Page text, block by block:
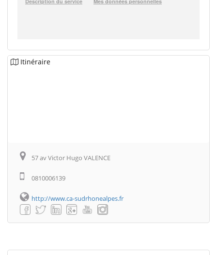
Itinéraire
57 av Victor Hugo VALENCE
0810006139
http://www.ca-sudrhonealpes.fr